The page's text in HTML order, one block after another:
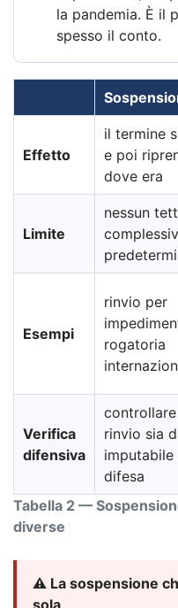
la pandemia. È il
spesso il conto.
Tabella 2 —
diverse
Effetto
il termine
e poi
dove era
Limite
nessun
Esempi
rinvio per
rogatoria
Verifica
difensiva
rinvio sia
imputabile
difesa
⚠️ La sospensione
sola